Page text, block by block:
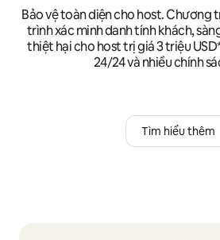
Bảo vệ toàn diện cho host. Chương
trình xác minh danh tính khách,
thiệt hại cho host trị giá 3 triệu
24/24 và nhiều chính
Tìm hiểu thêm